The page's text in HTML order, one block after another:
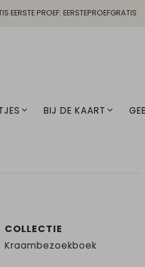
EERSTE PROEF: EERSTEPROEFGRATIS
BIJ DE KAART
COLLECTIE
Kraambezoekboek